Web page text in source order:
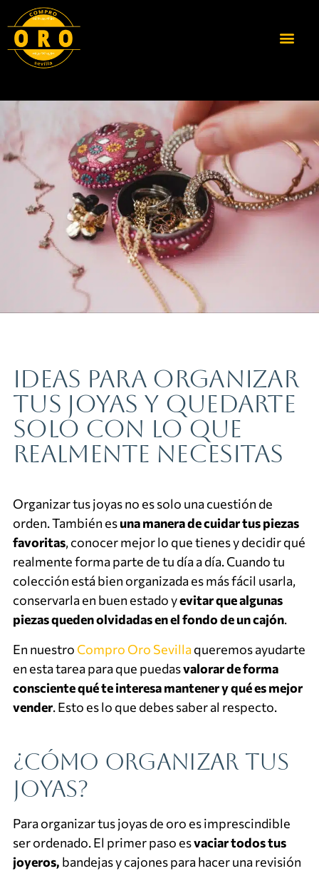
Ideas para organizar
tus joyas y quedarte
solo con lo que
realmente necesitas
Organizar tus joyas no es solo una cuestión de
orden. También esuna manera de cuidar tus piezas
favoritas, conocer mejor lo que tienes y decidir qué
realmente forma parte de tu día a día. Cuando tu
colección está bien organizada es más fácil usarla,
conservarla en buen estado yevitar que algunas
piezas queden olvidadas en el fondo de un cajón.
En nuestro Compro Oro Sevillaqueremos ayudarte
en esta tarea para que puedasvalorar de forma
consciente qué te interesa mantener y qué es mejor
vender. Esto es lo que debes saber al respecto.
¿Cómo organizar tus
joyas?
Para organizar tus joyas de oro es imprescindible
ser ordenado. El primer paso esvaciar todos tus
joyeros, bandejas y cajones para hacer una revisión